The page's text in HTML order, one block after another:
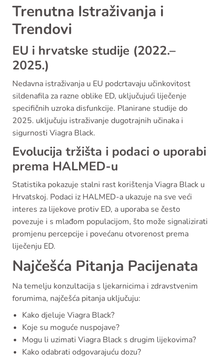
Trenutna Istraživanja i
Trendovi
EU i hrvatske studije (2022.–
2025.)
Nedavna istraživanja u EU podcrtavaju učinkovitost
sildenafila za razne oblike ED, uključujući liječenje
specifičnih uzroka disfunkcije. Planirane studije do
2025. uključuju istraživanje dugotrajnih učinaka i
sigurnosti Viagra Black.
Evolucija tržišta i podaci o uporabi
prema HALMED-u
Statistika pokazuje stalni rast korištenja Viagra Black u
Hrvatskoj. Podaci iz HALMED-a ukazuje na sve veći
interes za lijekove protiv ED, a uporaba se često
povezuje i s mlađom populacijom, što može signalizirati
promjenu percepcije i povećanu otvorenost prema
liječenju ED.
Najčešća Pitanja Pacijenata
Na temelju konzultacija s ljekarnicima i zdravstvenim
forumima, najčešća pitanja uključuju:
Kako djeluje Viagra Black?
Koje su moguće nuspojave?
Mogu li uzimati Viagra Black s drugim lijekovima?
Kako odabrati odgovarajuću dozu?